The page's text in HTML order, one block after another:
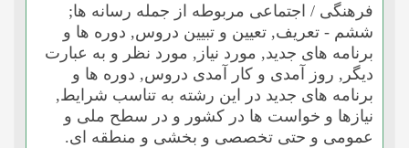
فرهنگى / اجتماعى مربوطه از جمله رسانه ها;
ششم - تعریف, تعیین و تبیین دروس, دوره ها و
برنامه هاى جدید, مورد نیاز, مورد نظر و به عبارت
دیگر, روز آمدى و کار آمدى دروس, دوره ها و
برنامه هاى جدید در این رشته به تناسب شرایط,
نیازها و خواست ها در کشور و در سطح ملى و
عمومى و حتى تخصصى و بخشى و منطقه اى.